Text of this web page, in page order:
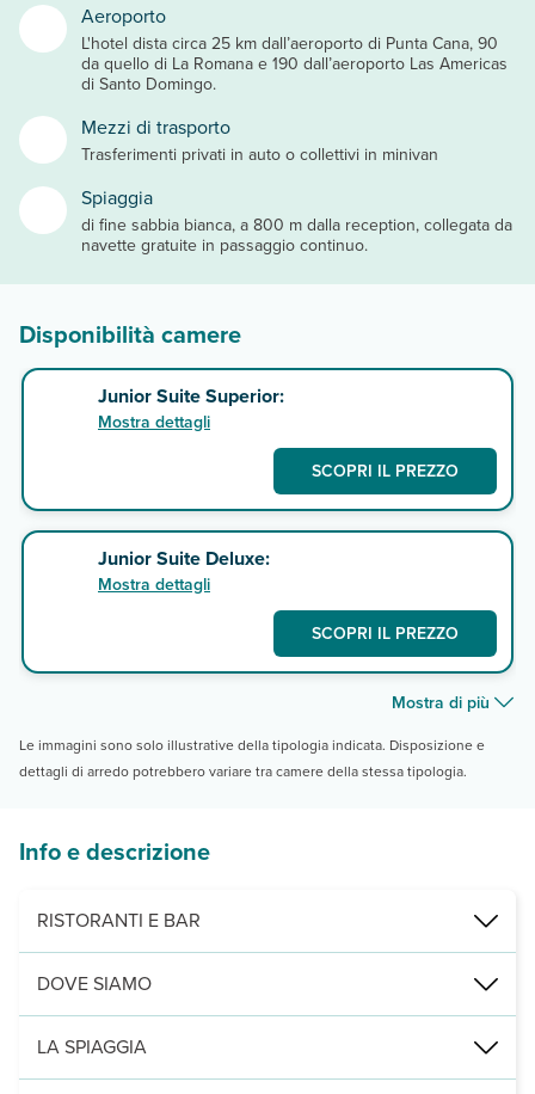
Aeroporto
L'hotel dista circa 25 km dall’aeroporto di Punta Cana, 90
da quello di La Romana e 190 dall’aeroporto Las Americas
di Santo Domingo.
Mezzi di trasporto
Trasferimenti privati in auto o collettivi in minivan
Spiaggia
di fine sabbia bianca, a 800 m dalla reception, collegata da
navette gratuite in passaggio continuo.
Disponibilità camere
Junior Suite Superior:
Mostra dettagli
SCOPRI IL PREZZO
Junior Suite Deluxe:
Mostra dettagli
SCOPRI IL PREZZO
Mostra di più
Le immagini sono solo illustrative della tipologia indicata. Disposizione e
dettagli di arredo potrebbero variare tra camere della stessa tipologia.
Info e descrizione
RISTORANTI E BAR
3 ristoranti, di cui 1 ristorante principale a buffet "Las Dalias", 1
DOVE SIAMO
Punta Cana, a 13 km da Plaza Bavaro, 25 dall’aeroporto di
LA SPIAGGIA